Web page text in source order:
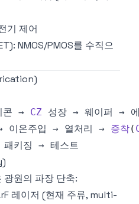
기 제어
NMOS/PMOS를 수직으
콘 → CZ
이온주입 → 열처리 → 증착(
광원의 파장 단축:
레이저 (현재 주류, multi-